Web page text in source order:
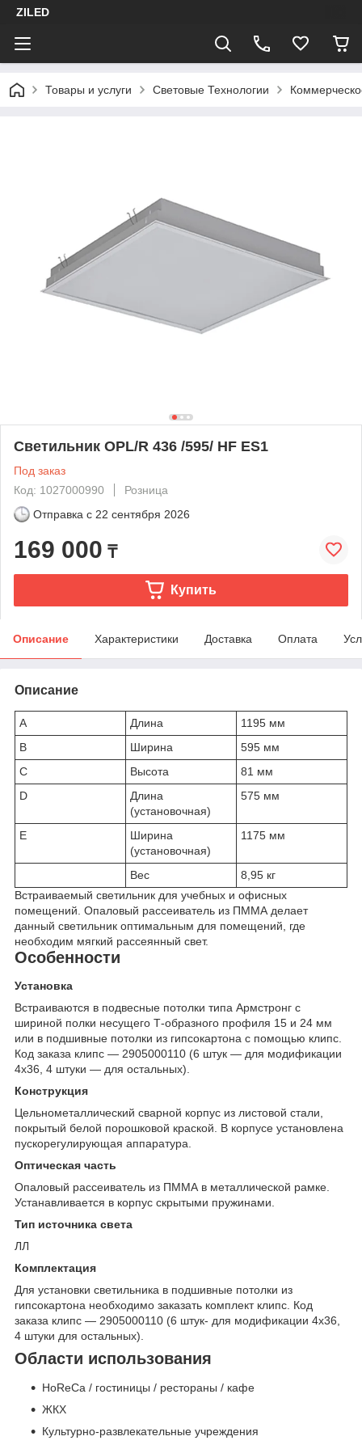
ZILED
Товары и услуги Световые Технологии
Светильник OPL/R 436 /595/ HF ES1
Под заказ
Код: 1027000990
Розница
Отправка с 22 сентября 2026
169 000 ₸
Купить
Описание Характеристики Доставка Оплата
Описание
A Длина
1195 мм
B
Ширина
595 мм
C
Высота
81 мм
D
Длина
(установочная)
575 мм
E
Ширина
(установочная)
1175 мм
Вес
8,95 кг
Встраиваемый светильник для учебных и офисных
помещений. Опаловый рассеиватель из ПММА делает
данный светильник оптимальным для помещений, где
необходим мягкий рассеянный свет.
Особенности
Установка
Встраиваются в подвесные потолки типа Армстронг с
шириной полки несущего Т-образного профиля 15 и 24 мм
или в подшивные потолки из гипсокартона с помощью клипс.
Код заказа клипс — 2905000110 (6 штук — для модификации
4х36, 4 штуки — для остальных).
Конструкция
Цельнометаллический сварной корпус из листовой стали,
покрытый белой порошковой краской. В корпусе установлена
пускорегулирующая аппаратура.
Оптическая часть
Опаловый рассеиватель из ПММА в металлической рамке.
Устанавливается в корпус скрытыми пружинами.
Тип источника света
ЛЛ
Комплектация
Для установки светильника в подшивные потолки из
гипсокартона необходимо заказать комплект клипс. Код
заказа клипс — 2905000110 (6 штук- для модификации 4x36,
4 штуки для остальных).
Области использования
HoReCa / гостиницы / рестораны / кафе
ЖКХ
Культурно-развлекательные учреждения